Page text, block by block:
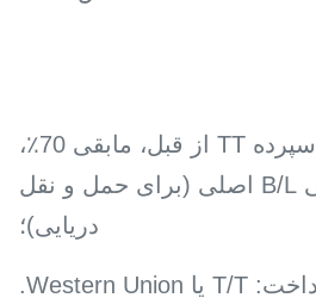
(1) پرداخت: 30٪ سپرده TT از قبل، مابقی 70٪،
پس از دیدن کپی B/L اصلی (برای حمل و نقل
دریایی)؛